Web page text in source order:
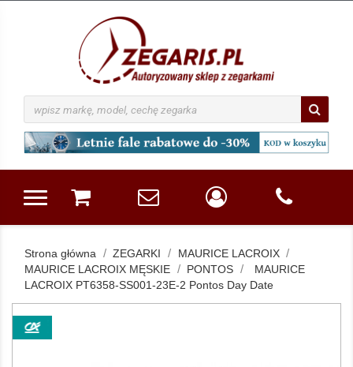
Strona główna ZEGARKI
MAURICE LACROIX
MAURICE LACROIX MĘSKIE
PONTOS
MAURICE
LACROIX PT6358-SS001-23E-2 Pontos Day Date